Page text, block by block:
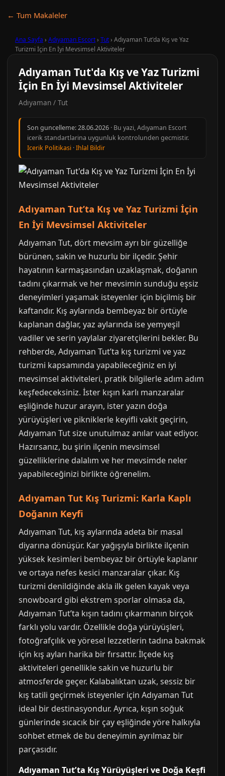
← Tum Makaleler
Ana Sayfa › Adıyaman Escort› Tut› Adıyaman Tut'da Kış ve Yaz
Turizmi İçin En İyi Mevsimsel Aktiviteler
Adıyaman Tut'da Kış ve Yaz Turizmi
İçin En İyi Mevsimsel Aktiviteler
Adıyaman / Tut
Son guncelleme:28.06.2026 · Bu yazi, Adıyaman Escort
icerik standartlarina uygunluk kontrolunden gecmistir.
Icerik Politikasi ·Ihlal Bildir
Adıyaman Tut’ta Kış ve Yaz Turizmi İçin
En İyi Mevsimsel Aktiviteler
Adıyaman Tut, dört mevsim ayrı bir güzelliğe
bürünen, sakin ve huzurlu bir ilçedir. Şehir
hayatının karmaşasından uzaklaşmak, doğanın
tadını çıkarmak ve her mevsimin sunduğu eşsiz
deneyimleri yaşamak isteyenler için biçilmiş bir
kaftandır. Kış aylarında bembeyaz bir örtüyle
kaplanan dağlar, yaz aylarında ise yemyeşil
vadiler ve serin yaylalar ziyaretçilerini bekler. Bu
rehberde, Adıyaman Tut’ta kış turizmi ve yaz
turizmi kapsamında yapabileceğiniz en iyi
mevsimsel aktiviteleri, pratik bilgilerle adım adım
keşfedeceksiniz. İster kışın karlı manzaralar
eşliğinde huzur arayın, ister yazın doğa
yürüyüşleri ve pikniklerle keyifli vakit geçirin,
Adıyaman Tut size unutulmaz anılar vaat ediyor.
Hazırsanız, bu şirin ilçenin mevsimsel
güzelliklerine dalalım ve her mevsimde neler
yapabileceğinizi birlikte öğrenelim.
Adıyaman Tut Kış Turizmi: Karla Kaplı
Doğanın Keyfi
Adıyaman Tut, kış aylarında adeta bir masal
diyarına dönüşür. Kar yağışıyla birlikte ilçenin
yüksek kesimleri bembeyaz bir örtüyle kaplanır
ve ortaya nefes kesici manzaralar çıkar. Kış
turizmi denildiğinde akla ilk gelen kayak veya
snowboard gibi ekstrem sporlar olmasa da,
Adıyaman Tut’ta kışın tadını çıkarmanın birçok
farklı yolu vardır. Özellikle doğa yürüyüşleri,
fotoğrafçılık ve yöresel lezzetlerin tadına bakmak
için kış ayları harika bir fırsattır. İlçede kış
aktiviteleri genellikle sakin ve huzurlu bir
atmosferde geçer. Kalabalıktan uzak, sessiz bir
kış tatili geçirmek isteyenler için Adıyaman Tut
ideal bir destinasyondur. Ayrıca, kışın soğuk
günlerinde sıcacık bir çay eşliğinde yöre halkıyla
sohbet etmek de bu deneyimin ayrılmaz bir
parçasıdır.
Adıyaman Tut’ta Kış Yürüyüşleri ve Doğa Keşfi